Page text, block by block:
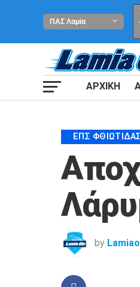
ΑΡΧΙΚΗ
ΕΠΣ ΦΘΙΏΤΙΔΑΣ
by